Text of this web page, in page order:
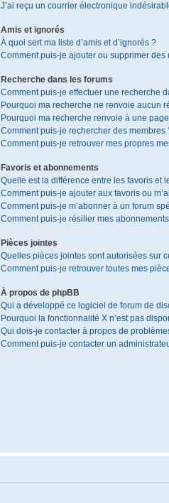
J’ai reçu un courrier électronique
Amis et ignorés
À quoi sert ma liste d’amis et d’ignorés ?
Comment puis-je ajouter ou supprimer des
Recherche dans les forums
Comment puis-je effectuer une recherche
Pourquoi ma recherche ne renvoie aucun
Pourquoi ma recherche renvoie à une
Comment puis-je rechercher des membres
Comment puis-je retrouver mes propres
Favoris et abonnements
Quelle est la différence entre les favoris et
Comment puis-je ajouter aux favoris ou
Comment puis-je m’abonner à un forum
Comment puis-je résilier mes
Pièces jointes
Quelles pièces jointes sont autorisées sur
Comment puis-je retrouver toutes mes
À propos de phpBB
Qui a développé ce logiciel de forum de
Pourquoi la fonctionnalité X n’est pas
Qui dois-je contacter à propos de
Comment puis-je contacter un